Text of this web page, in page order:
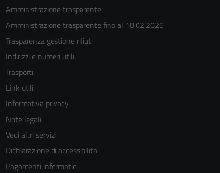
Amministrazione trasparente
Amministrazione trasparente fino al 18.02.2025
Trasparenza gestione rifiuti
Indirizzi e numeri utili
Trasporti
Link utili
Informativa privacy
Note legali
Vedi altri servizi
Dichiarazione di accessibilità
Pagamenti informatici
una serie di